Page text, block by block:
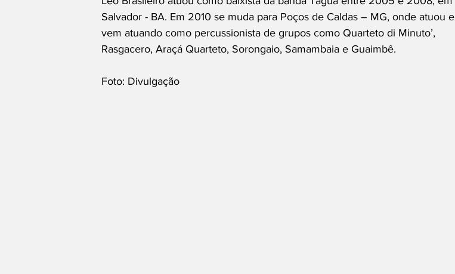
Salvador - BA. Em 2010 se muda para Poços de Caldas – MG, onde atuou e
vem atuando como percussionista de grupos como Quarteto di Minuto’,
Rasgacero, Araçá Quarteto, Sorongaio, Samambaia e Guaimbê.
Foto: Divulgação